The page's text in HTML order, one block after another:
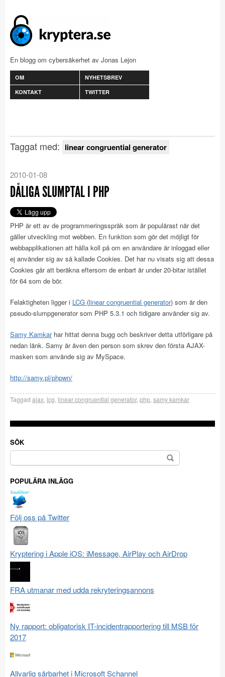
En blogg om cybersäkerhet av Jonas Lejon
OM
NYHETSBREV
KONTAKT
TWITTER
Taggat med: linear congruential generator
2010-01-08
DÅLIGA SLUMPTAL I PHP
PHP är ett av de programmeringsspråk som är populärast när det
gäller utveckling mot webben. En funktion som gör det möjligt för
webbapplikationen att hålla koll på om en användare är inloggad eller
ej använder sig av så kallade Cookies. Det har nu visats sig att dessa
Cookies går att beräkna eftersom de enbart är under 20-bitar istället
för 64 som de bör.
Felaktigheten ligger i LCG (linear congruential generator) som är den
pseudo-slumpgenerator som PHP 5.3.1 och tidigare använder sig av.
Samy Kamkarhar hittat denna bugg och beskriver detta utförligare på
nedan länk. Samy är även den person som skrev den första AJAX-
masken som använde sig av MySpace.
http://samy.pl/phpwn/
Taggad ajax lcg linear congruential generator, php samy kamkar
SÖK
Sök
efter:
POPULÄRA INLÄGG
Följ oss på Twitter
Kryptering i Apple iOS: iMessage, AirPlay och AirDrop
FRA utmanar med udda rekryteringsannons
Ny rapport: obligatorisk IT-incidentrapportering till MSB för
2017
Allvarlig sårbarhet i Microsoft Schannel